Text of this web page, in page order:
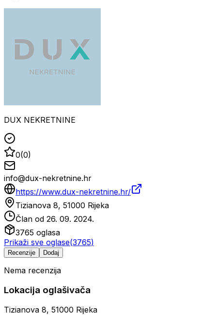
DUX NEKRETNINE
0(0)
info@dux-nekretnine.hr
https://www.dux-nekretnine.hr/
Tizianova 8, 51000 Rijeka
Član od 26. 09. 2024.
3765 oglasa
Prikaži sve oglase(3765)
Recenzije Dodaj
Nema recenzija
Lokacija oglašivača
Tizianova 8, 51000 Rijeka